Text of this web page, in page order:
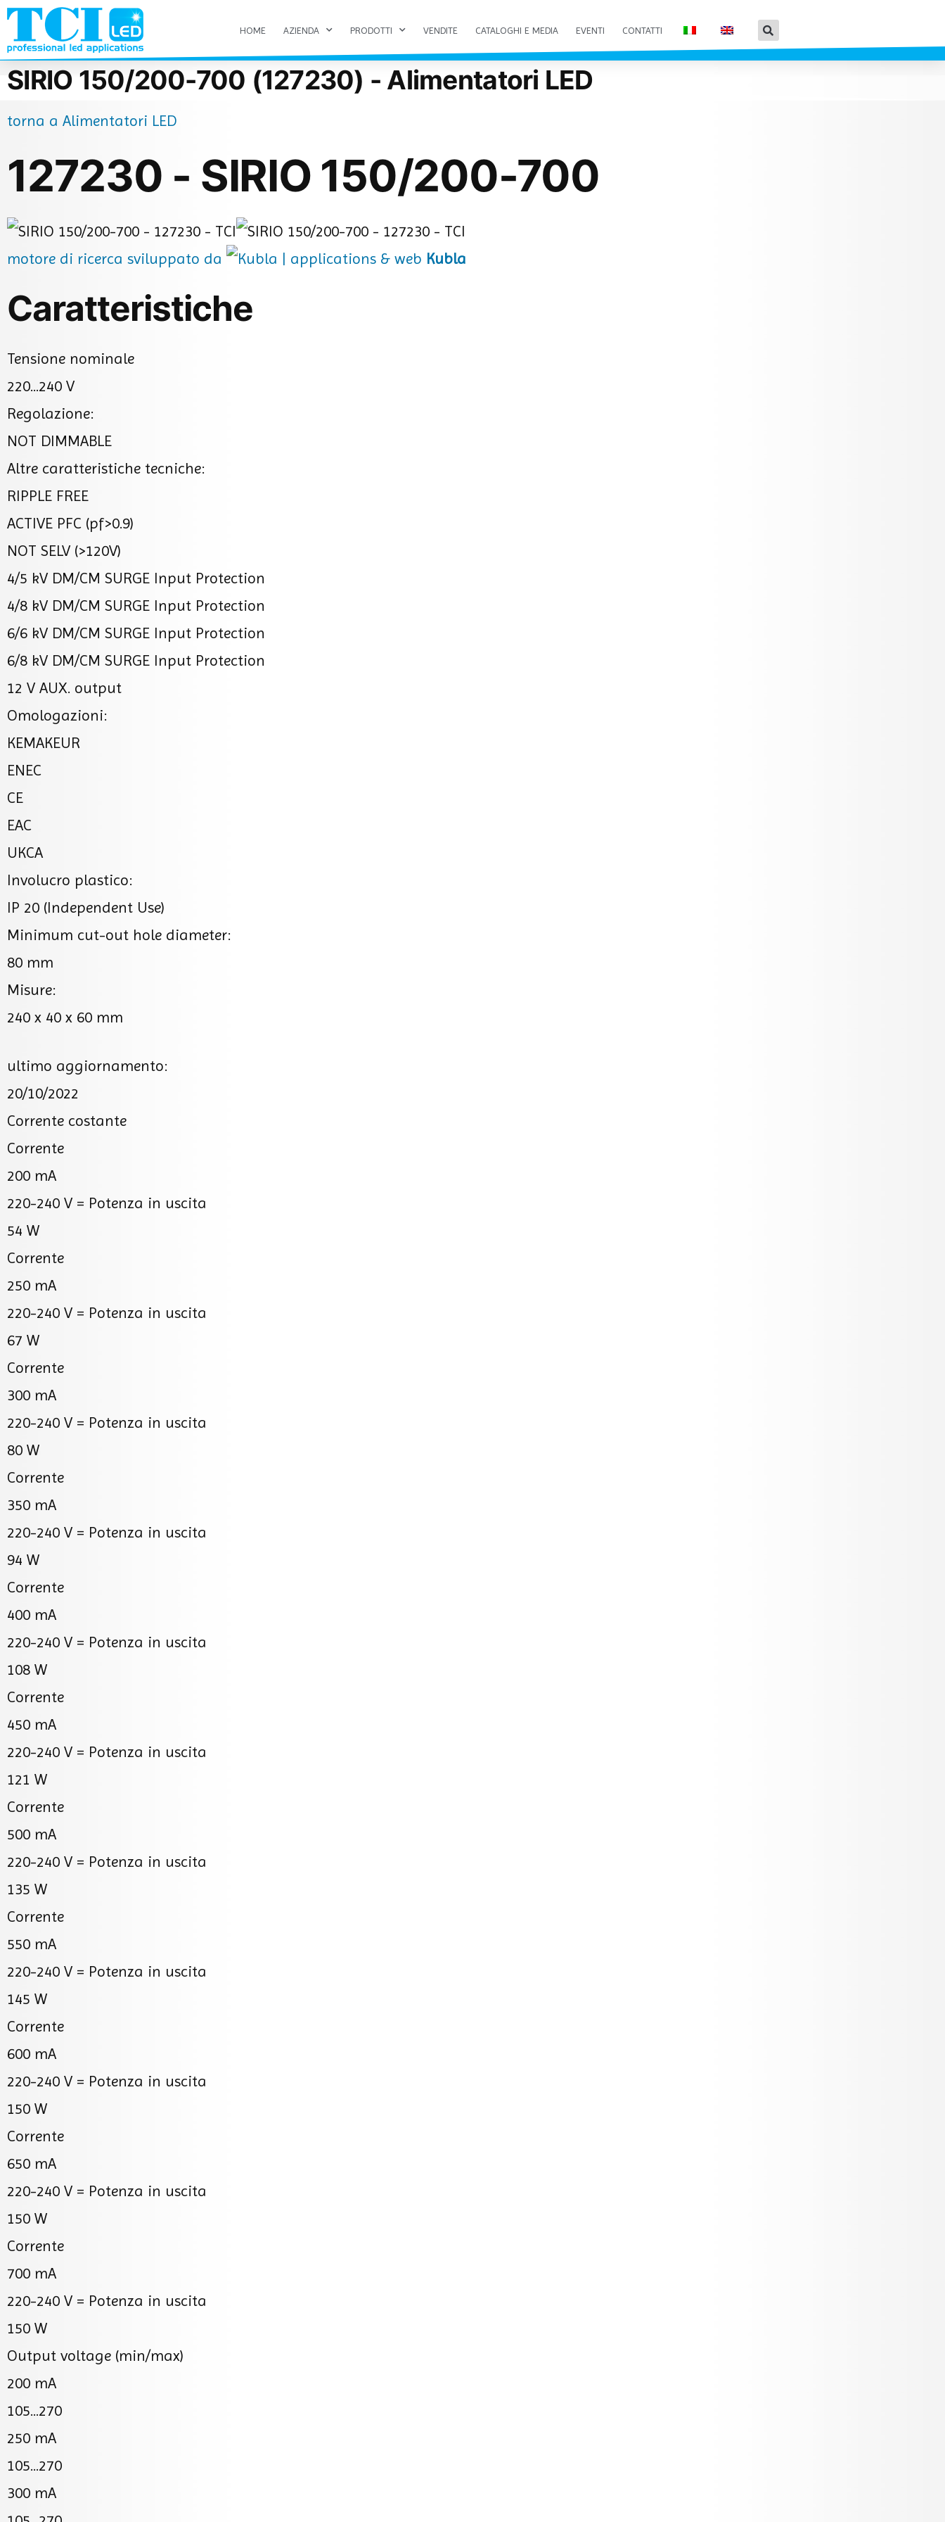
HOME AZIENDA PRODOTTI VENDITE CATALOGHI E MEDIA EVENTI CONTATTI
SIRIO 150/200-700 (127230) - Alimentatori LED
torna a Alimentatori LED
127230 - SIRIO 150/200-700
motore di ricerca sviluppato da Kubla
Caratteristiche
Tensione nominale
220...240 V
Regolazione:
NOT DIMMABLE
Altre caratteristiche tecniche:
RIPPLE FREE
ACTIVE PFC (pf>0.9)
NOT SELV (>120V)
4/5 kV DM/CM SURGE Input Protection
4/8 kV DM/CM SURGE Input Protection
6/6 kV DM/CM SURGE Input Protection
6/8 kV DM/CM SURGE Input Protection
12 V AUX. output
Omologazioni:
KEMAKEUR
ENEC
CE
EAC
UKCA
Involucro plastico:
IP 20 (Independent Use)
Minimum cut-out hole diameter:
80 mm
Misure:
240 x 40 x 60 mm
ultimo aggiornamento:
20/10/2022
Corrente costante
Corrente
200 mA
220-240 V = Potenza in uscita
54 W
Corrente
250 mA
220-240 V = Potenza in uscita
67 W
Corrente
300 mA
220-240 V = Potenza in uscita
80 W
Corrente
350 mA
220-240 V = Potenza in uscita
94 W
Corrente
400 mA
220-240 V = Potenza in uscita
108 W
Corrente
450 mA
220-240 V = Potenza in uscita
121 W
Corrente
500 mA
220-240 V = Potenza in uscita
135 W
Corrente
550 mA
220-240 V = Potenza in uscita
145 W
Corrente
600 mA
220-240 V = Potenza in uscita
150 W
Corrente
650 mA
220-240 V = Potenza in uscita
150 W
Corrente
700 mA
220-240 V = Potenza in uscita
150 W
Output voltage (min/max)
200 mA
105...270
250 mA
105...270
300 mA